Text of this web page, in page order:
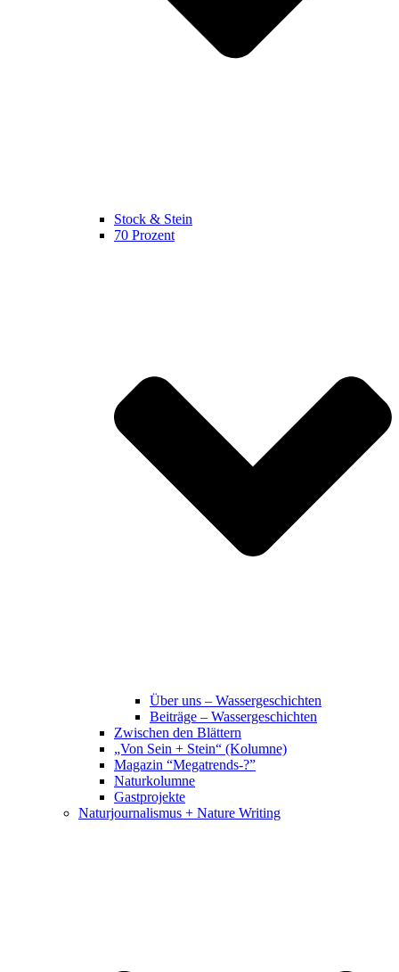
Stock & Stein
70 Prozent
Über uns – Wassergeschichten
Beiträge – Wassergeschichten
Zwischen den Blättern
„Von Sein + Stein“ (Kolumne)
Magazin “Megatrends-?”
Naturkolumne
Gastprojekte
Naturjournalismus + Nature Writing